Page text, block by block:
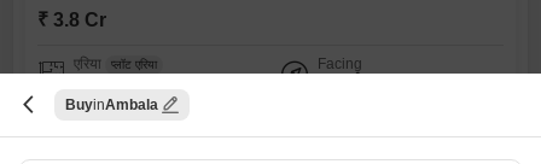
₹ 3.8 Cr
एरिया प्लॉट एरिया
Facing
View
Buy Ambala